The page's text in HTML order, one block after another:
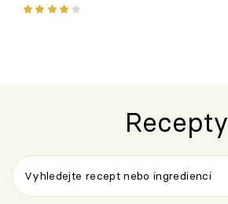
ovocem podle Bread Society
Recepty